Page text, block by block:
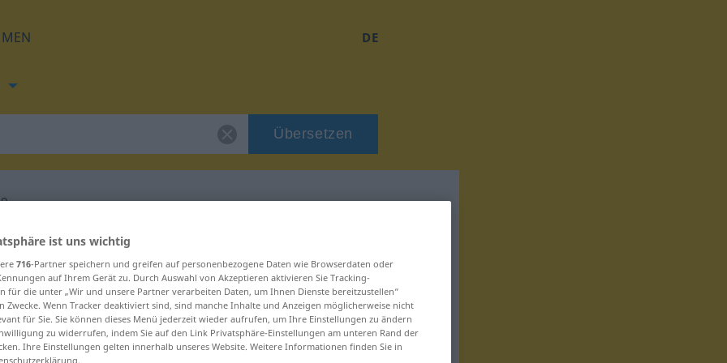
DE
Übersetzen
für "biskupstvo"
ist uns wichtig
716-Partner speichern und greifen auf personenbezogene Daten wie Browserdaten oder
auf Ihrem Gerät zu. Durch Auswahl von Akzeptieren aktivieren Sie Tracking-
für die unter „Wir und unsere Partner verarbeiten Daten, um Ihnen Dienste bereitzustellen“
Zwecke. Wenn Tracker deaktiviert sind, sind manche Inhalte und Anzeigen möglicherweise nicht
für Sie. Sie können dieses Menü jederzeit wieder aufrufen, um Ihre Einstellungen zu ändern
zu widerrufen, indem Sie auf den Link Privatsphäre-Einstellungen am unteren Rand der
Ihre Einstellungen gelten innerhalb unseres Website. Weitere Informationen finden Sie in